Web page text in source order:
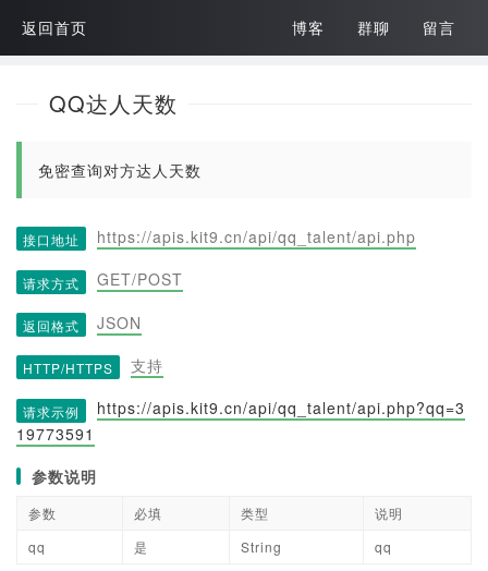
返回首页 博客 群聊 留言
QQ达人天数
免密查询对方达人天数
接口地址 https://apis.kit9.cn/api/qq_talent/api.php
请求方式 GET/POST
返回格式 JSON
HTTP/HTTPS 支持
请求示例
https://apis.kit9.cn/api/qq_talent/api.php?qq=3
19773591
参数说明
参数 必填 类型
说明
qq
是 String qq